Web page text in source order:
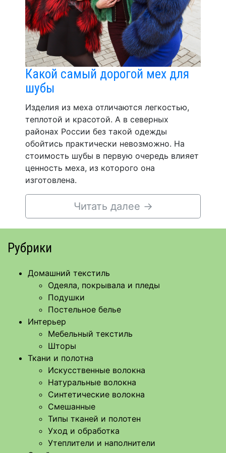
Какой самый дорогой мех для
шубы
Изделия из меха отличаются легкостью,
теплотой и красотой. А в северных
районах России без такой одежды
обойтись практически невозможно. На
стоимость шубы в первую очередь влияет
ценность меха, из которого она
изготовлена.
Читать далее →
Рубрики
Домашний текстиль
Одеяла, покрывала и пледы
Подушки
Постельное белье
Интерьер
Мебельный текстиль
Шторы
Ткани и полотна
Искусственные волокна
Натуральные волокна
Синтетические волокна
Смешанные
Типы тканей и полотен
Уход и обработка
Утеплители и наполнители